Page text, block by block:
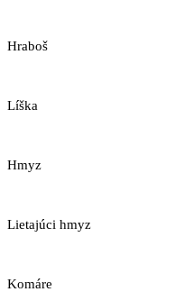
Hraboš
Líška
Hmyz
Lietajúci hmyz
Komáre